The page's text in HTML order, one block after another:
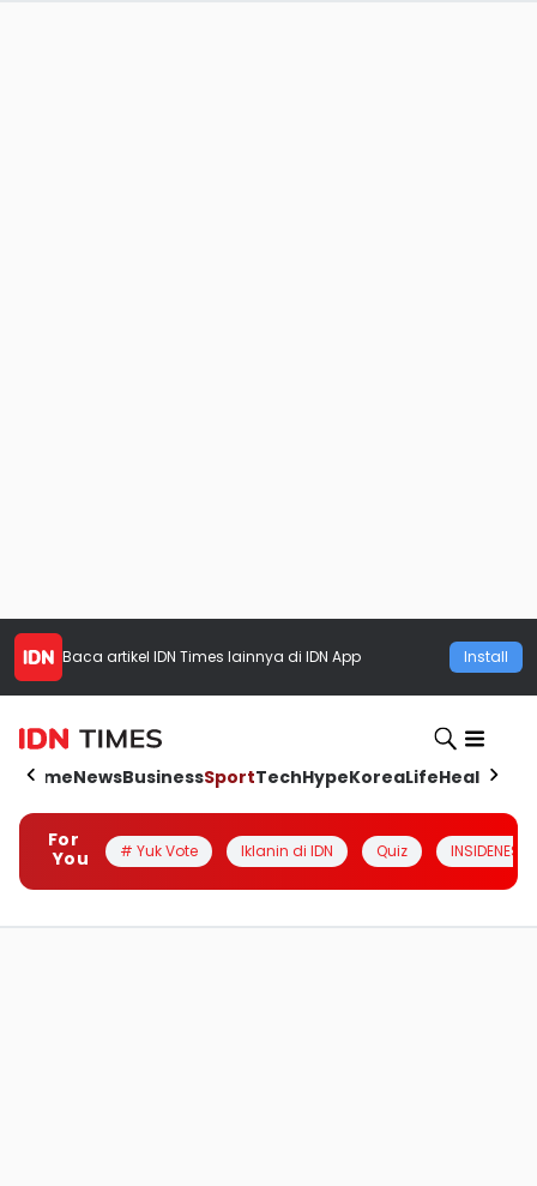
Baca artikel IDN Times lainnya di IDN App Install
HomeNewsBusinessSportTechHypeKoreaLifeHealth
For
You
# Yuk Vote Iklanin di IDN Quiz INSIDENESIA